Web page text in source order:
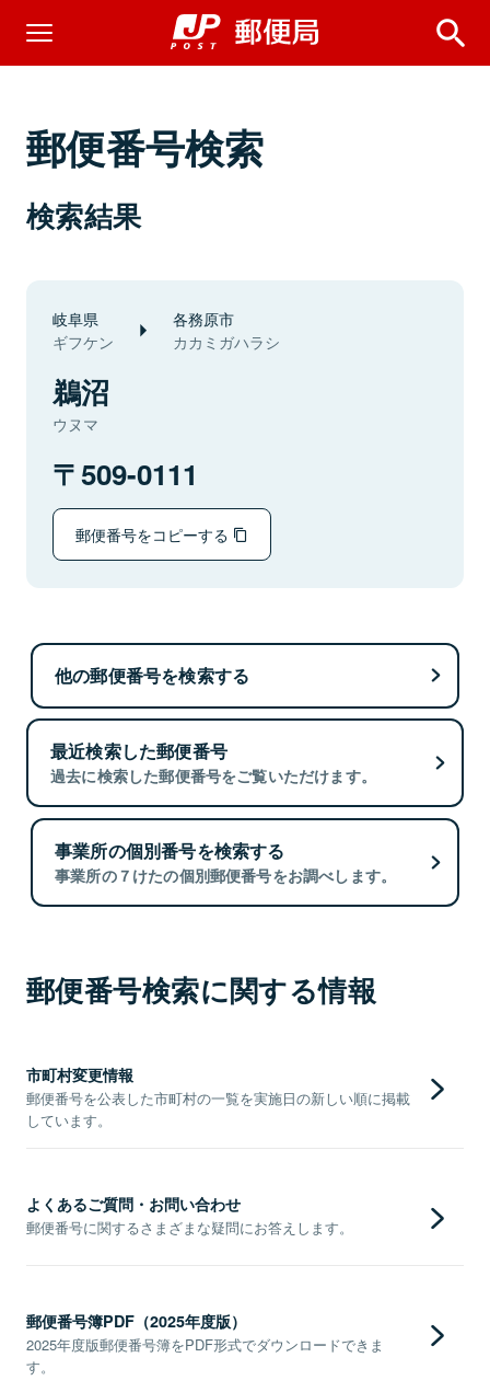
郵便番号検索
検索結果
岐阜県
ギフケン
各務原市
カカミガハラシ
鵜沼
ウヌマ
509-0111
郵便番号をコピーする
他の郵便番号を検索する
最近検索した郵便番号
過去に検索した郵便番号をご覧いただけます。
事業所の個別番号を検索する
事業所の７けたの個別郵便番号をお調べします。
郵便番号検索に関する情報
市町村変更情報
郵便番号を公表した市町村の一覧を実施日の新しい順に掲載
しています。
よくあるご質問・お問い合わせ
郵便番号に関するさまざまな疑問にお答えします。
郵便番号簿PDF（2025年度版）
2025年度版郵便番号簿をPDF形式でダウンロードできま
す。